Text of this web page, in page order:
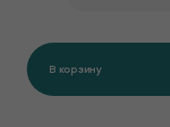
В корзину